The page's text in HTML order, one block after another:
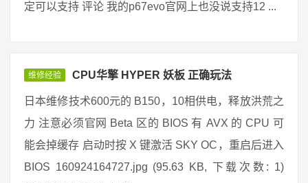
定可以支持 评论 我的p67evo官网上也没说支持12 ...
维修经验 CPU华擎 HYPER 妖板 正确玩法
日本维修技术600元的 B150，10相供电，释放洪荒之
力 注意必须官网 Beta 区的 BIOS 有 AVX 的 CPU 可
能会掉缓存 启动时按 X 键激活 SKY OC，重启后进入
BIOS 160924164727.jpg (95.63 KB, 下载次数: 1)